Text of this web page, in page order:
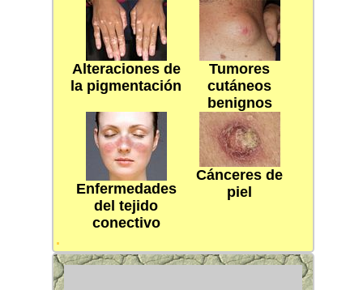
Alteraciones de
la pigmentación
Tumores
cutáneos
benignos
Enfermedades
del tejido
conectivo
Cánceres de
piel
.